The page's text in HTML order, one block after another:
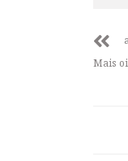
Mais